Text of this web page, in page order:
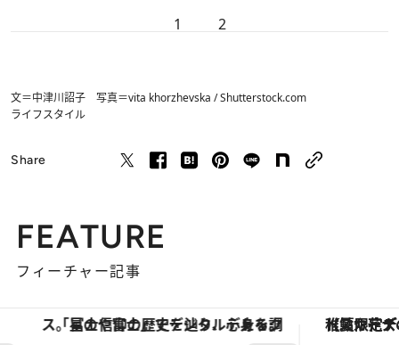
1 2
文＝中津川詔子 写真＝vita khorzhevska / Shutterstock.com
ライフスタイル
Share
FEATURE
フィーチャー記事
「星のや富士」でデジタルデトックス。冨士信仰の歴史を辿り、心身を調える。 【夏限定ディナーコース】旬を